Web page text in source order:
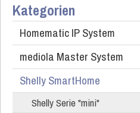
Kategorien
Homematic IP System
mediola Master System
Shelly SmartHome
Shelly Serie "mini"